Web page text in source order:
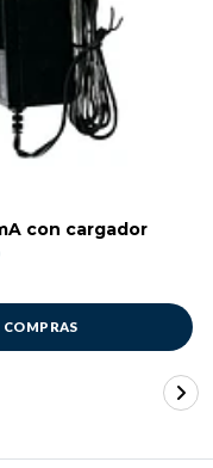
con cargador
COMPRAS